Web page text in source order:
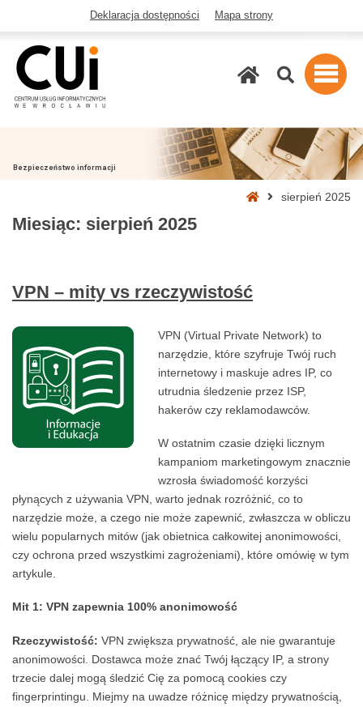
Deklaracja dostępności Mapa strony
Szukaj
Bezpieczeństwo informacji
Stronasierpień 2025
Miesiąc: sierpień 2025
VPN – mity vs rzeczywistość
VPN (Virtual Private Network) to
narzędzie, które szyfruje Twój ruch
internetowy i maskuje adres IP, co
utrudnia śledzenie przez ISP,
hakerów czy reklamodawców.
W ostatnim czasie dzięki licznym
kampaniom marketingowym znacznie
wzrosła świadomość korzyści
płynących z używania VPN, warto jednak rozróżnić, co to
narzędzie może, a czego nie może zapewnić, zwłaszcza w obliczu
wielu popularnych mitów (jak obietnica całkowitej anonimowości,
czy ochrona przed wszystkimi zagrożeniami), które omówię w tym
artykule.
Mit 1: VPN zapewnia 100% anonimowość
Rzeczywistość: VPN zwiększa prywatność, ale nie gwarantuje
anonimowości. Dostawca może znać Twój łączący IP, a strony
trzecie dalej mogą śledzić Cię za pomocą cookies czy
fingerprintingu. Miejmy na uwadze różnicę między prywatnością,